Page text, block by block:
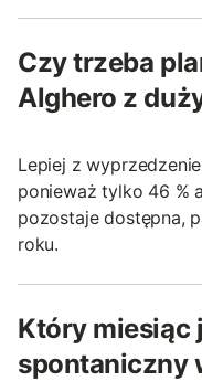
Czy trzeba
Alghero z
Lepiej z
ponieważ tylko 46 %
pozostaje dostępna,
roku.
Który miesiąc
spontaniczny